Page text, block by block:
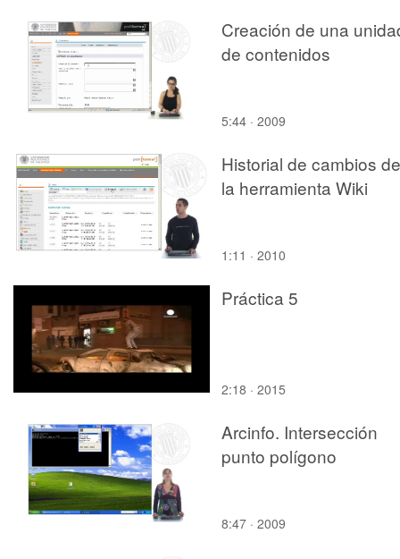
RENTA DE LAS
PERSONAS FÍSICAS
Creación de una
de contenidos
5:44 · 2009
Historial de cambios de
la herramienta Wiki
1:11 · 2010
Práctica 5
2:18 · 2015
Arcinfo. Intersección
punto polígono
8:47 · 2009